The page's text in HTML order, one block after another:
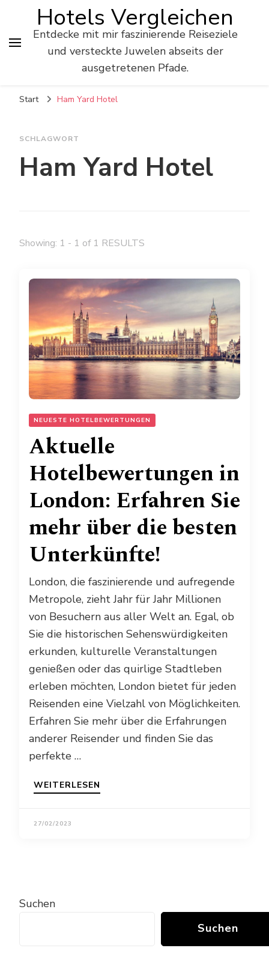
Hotels Vergleichen
Entdecke mit mir faszinierende Reiseziele
und versteckte Juwelen abseits der
ausgetretenen Pfade.
Start Ham Yard Hotel
SCHLAGWORT
Ham Yard Hotel
Showing: 1 - 1 of 1 RESULTS
NEUESTE HOTELBEWERTUNGEN
Aktuelle
Hotelbewertungen in
London: Erfahren Sie
mehr über die besten
Unterkünfte!
London, die faszinierende und aufregende
Metropole, zieht Jahr für Jahr Millionen
von Besuchern aus aller Welt an. Egal, ob
Sie die historischen Sehenswürdigkeiten
erkunden, kulturelle Veranstaltungen
genießen oder das quirlige Stadtleben
erleben möchten, London bietet für jeden
Reisenden eine Vielzahl von Möglichkeiten.
Erfahren Sie mehr über die Erfahrungen
anderer Reisender und finden Sie das
perfekte …
WEITERLESEN
27/02/2023
Suchen
Suchen